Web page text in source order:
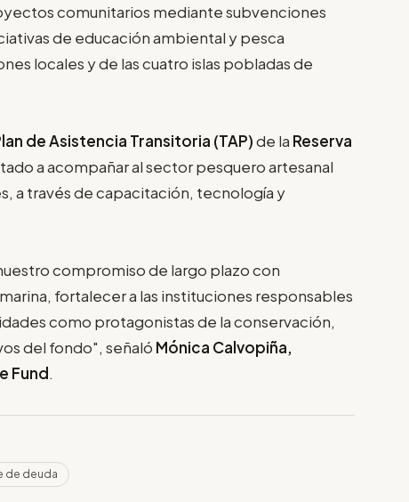
comunitarios mediante subvenciones
de educación ambiental y pesca
locales y de las cuatro islas pobladas de
de Asistencia Transitoria (TAP)de la Reserva
a acompañar al sector pesquero artesanal
a través de capacitación, tecnología y
compromiso de largo plazo con
fortalecer a las instituciones responsables
como protagonistas de la conservación,
del fondo", señaló Mónica Calvopiña,
Fund.
de deuda